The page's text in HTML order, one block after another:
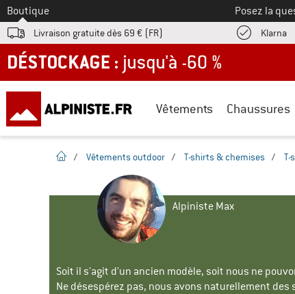
Vers le
Boutique Posez la
Livraison gratuite dès 69 € (FR) Klarna
DÉSTOCKAGE : jusqu'à -60 %
Vêtements Chaussures
Page d'accueil
/ Vêtements outdoor / T-shirts & chemises / T-
Alpiniste Max
Soit il s'agit d'un ancien modèle, soit nous ne
Ne désespérez pas, nous avons naturellement des